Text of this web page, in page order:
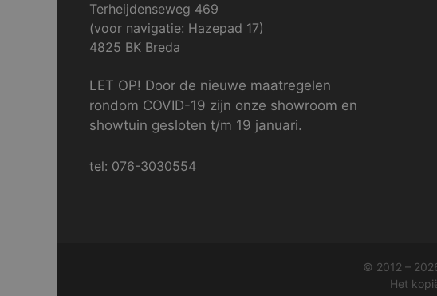
Terheijdenseweg 469
(voor navigatie: Hazepad 17)
4825 BK Breda
LET OP! Door de nieuwe maatregelen
rondom COVID-19 zijn onze showroom en
showtuin gesloten t/m 19 januari.
tel: 076-3030554
© 2012 –
Het